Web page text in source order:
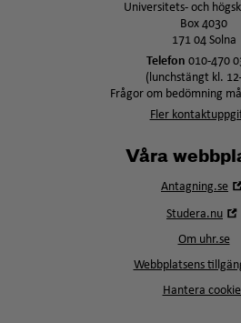
Universitets- och
Box 4030
171 04 Solna
Telefon 010-470
(lunchstängt kl.
Frågor om bedömning
Fler
Våra
Antagning.se
Studera.nu
Om uhr.se
Webbplatsens
Hantera